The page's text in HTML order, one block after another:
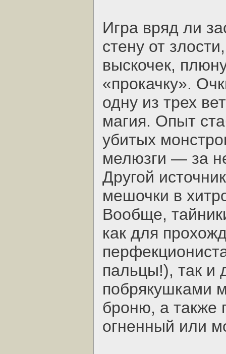
Игра вряд ли
стену от
выскочек,
«прокачку».
одну из трех
магия. Опыт
убитых
мелюзги — за
Другой
мешочки в
Вообще,
как для
пальцы!), так
побрякушками
броню, а также
огненный или